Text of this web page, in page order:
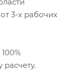
3-х рабочих